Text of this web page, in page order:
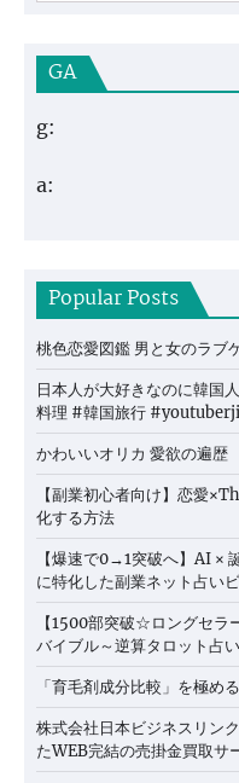
GA
g:
a:
Popular Posts
桃色恋愛図鑑 男と女のラブ
日本人が大好きなのに韓
料理 #韓国旅行
かわいいオリカ 愛欲の遍歴
【副業初心者向け】恋愛
化する方法
【爆速で0→1突破へ】AI ×
に特化した副業ネット占い
【1500部突破☆ロングセラ
バイブル～逆算タロット占
「育毛剤成分比較」を極める
株式会社日本ビジネスリン
たWEB完結の売掛金買取サ